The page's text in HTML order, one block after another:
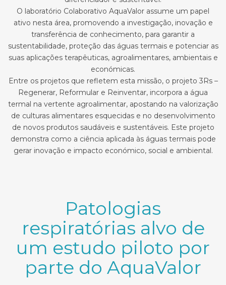
O laboratório Colaborativo AquaValor assume um papel
ativo nesta área, promovendo a investigação, inovação e
transferência de conhecimento, para garantir a
sustentabilidade, proteção das águas termais e potenciar as
suas aplicações terapêuticas, agroalimentares, ambientais e
económicas.
Entre os projetos que refletem esta missão, o projeto 3Rs –
Regenerar, Reformular e Reinventar, incorpora a água
termal na vertente agroalimentar, apostando na valorização
de culturas alimentares esquecidas e no desenvolvimento
de novos produtos saudáveis e sustentáveis. Este projeto
demonstra como a ciência aplicada às águas termais pode
gerar inovação e impacto económico, social e ambiental.
Patologias
respiratórias alvo de
um estudo piloto por
parte do AquaValor